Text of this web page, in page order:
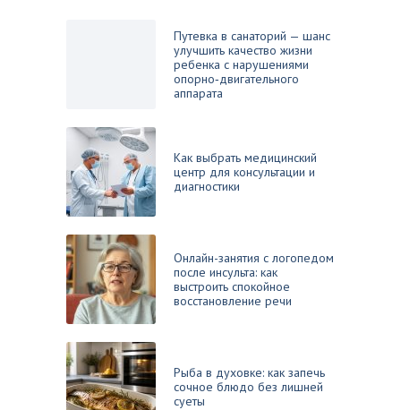
Путевка в санаторий — шанс
улучшить качество жизни
ребенка с нарушениями
опорно‑двигательного
аппарата
Как выбрать медицинский
центр для консультации и
диагностики
Онлайн-занятия с логопедом
после инсульта: как
выстроить спокойное
восстановление речи
Рыба в духовке: как запечь
сочное блюдо без лишней
суеты